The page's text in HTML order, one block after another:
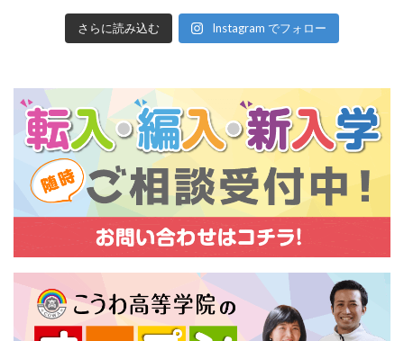
さらに読み込む Instagram でフォロー